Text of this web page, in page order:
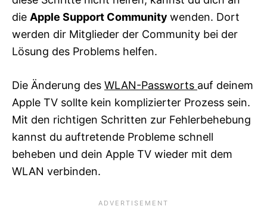
die Apple Support Community wenden. Dort
werden dir Mitglieder der Community bei der
Lösung des Problems helfen.
Die Änderung des WLAN-Passworts auf deinem
Apple TV sollte kein komplizierter Prozess sein.
Mit den richtigen Schritten zur Fehlerbehebung
kannst du auftretende Probleme schnell
beheben und dein Apple TV wieder mit dem
WLAN verbinden.